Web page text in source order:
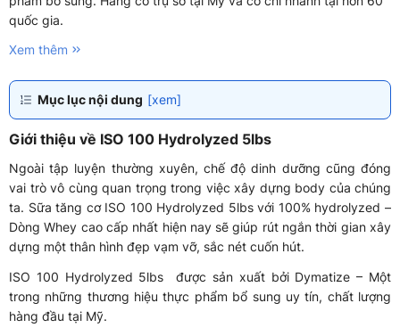
quốc gia.
Xem thêm
Mục lục nội dung [xem]
Giới thiệu về ISO 100 Hydrolyzed 5lbs
Ngoài tập luyện thường xuyên, chế độ dinh dưỡng cũng đóng
vai trò vô cùng quan trọng trong việc xây dựng body của chúng
ta. Sữa tăng cơ ISO 100 Hydrolyzed 5lbs với 100% hydrolyzed –
Dòng Whey cao cấp nhất hiện nay sẽ giúp rút ngắn thời gian xây
dựng một thân hình đẹp vạm vỡ, sắc nét cuốn hút.
ISO 100 Hydrolyzed 5lbs được sản xuất bởi Dymatize – Một
trong những thương hiệu thực phẩm bổ sung uy tín, chất lượng
hàng đầu tại Mỹ.